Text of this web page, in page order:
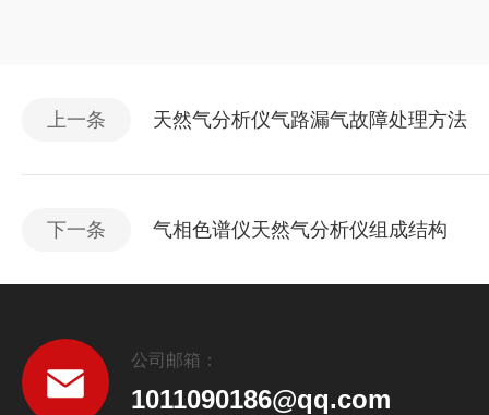
上一条 天然气分析仪气路漏气故障处理方法
下一条 气相色谱仪天然气分析仪组成结构
公司邮箱：
1011090186@qq.com